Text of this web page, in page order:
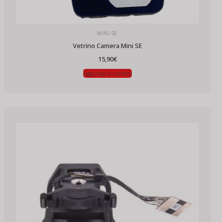
MINI SE
Vetrino Camera Mini SE
15,90€
Aggiungi al carrello